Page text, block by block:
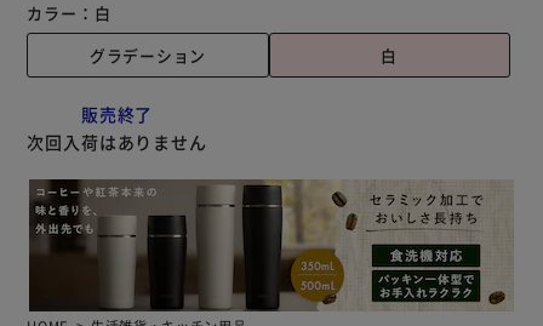
カラー： 白
グラデーション
白
販売終了
次回入荷はありません